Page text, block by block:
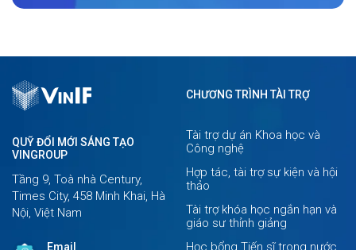
QUỸ ĐỔI MỚI SÁNG TẠO
VINGROUP
Tầng 9, Toà nhà Century,
Times City, 458 Minh Khai, Hà
Nội, Việt Nam
Email
CHƯƠNG TRÌNH TÀI TRỢ
Tài trợ dự án Khoa học và
Công nghệ
Hợp tác, tài trợ sự kiện và hội
thảo
Tài trợ khóa học ngắn hạn và
giáo sư thỉnh giảng
Học bổng Tiến sĩ trong nước